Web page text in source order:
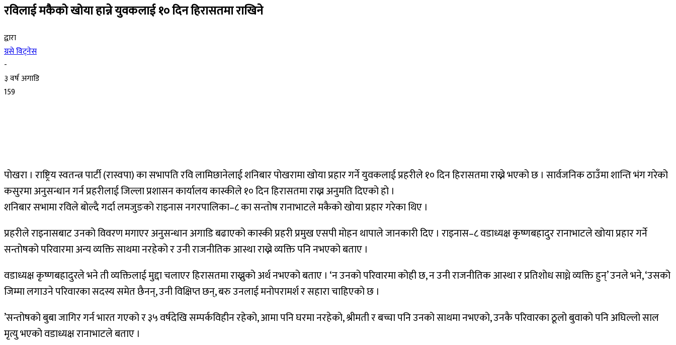
रविलाई मकैको खोया हान्ने युवकलाई १० दिन हिरासतमा राखिने
द्वारा
ग्रसे विट्नेस
-
३ वर्ष अगाडि
159
पोखरा । राष्ट्रिय स्वतन्त्र पार्टी (रास्वपा) का सभापति रवि लामिछानेलाई शनिबार पोखरामा खोया प्रहार गर्ने युवकलाई प्रहरीले १० दिन हिरासतमा राख्ने भएको छ । सार्वजनिक ठाउँमा शान्ति भंग गरेको
कसुरमा अनुसन्धान गर्न प्रहरीलाई जिल्ला प्रशासन कार्यालय कास्कीले १० दिन हिरासतमा राख्न अनुमति दिएको हो ।
शनिबार सभामा रविले बोल्दै गर्दा लमजुङको राइनास नगरपालिका–८ का सन्तोष रानाभाटले मकैको खोया प्रहार गरेका थिए ।
प्रहरीले राइनासबाट उनको विवरण मगाएर अनुसन्धान अगाडि बढाएको कास्की प्रहरी प्रमुख एसपी मोहन थापाले जानकारी दिए । राइनास–८ वडाध्यक्ष कृष्णबहादुर रानाभाटले खोया प्रहार गर्ने
सन्तोषको परिवारमा अन्य व्यक्ति साथमा नरहेको र उनी राजनीतिक आस्था राख्ने व्यक्ति पनि नभएको बताए ।
वडाध्यक्ष कृष्णबहादुरले भने ती व्यक्तिलाई मुद्दा चलाएर हिरासतमा राख्नुको अर्थ नभएको बताए । ‘न उनको परिवारमा कोही छ, न उनी राजनीतिक आस्था र प्रतिशोध साध्ने व्यक्ति हुन्’ उनले भने, ‘उसको
जिम्मा लगाउने परिवारका सदस्य समेत छैनन्, उनी विक्षिप्त छन्, बरु उनलाई मनोपरामर्श र सहारा चाहिएको छ ।
’सन्तोषको बुबा जागिर गर्न भारत गएको र ३५ वर्षदेखि सम्पर्कविहीन रहेको, आमा पनि घरमा नरहेको, श्रीमती र बच्चा पनि उनको साथमा नभएको, उनकै परिवारका ठूलो बुवाको पनि अघिल्लो साल
मृत्यु भएको वडाध्यक्ष रानाभाटले बताए ।